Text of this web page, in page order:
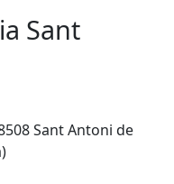
Sant
Sant Antoni de